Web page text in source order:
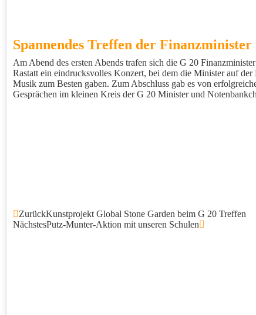
Spannendes Treffen der Finanzminister
Am Abend des ersten Abends trafen sich die G 20
Rastatt ein eindrucksvolles Konzert, bei dem die Minister auf
Musik zum Besten gaben. Zum Abschluss gab es von
Gesprächen im kleinen Kreis der G 20 Minister und
ZurückKunstprojekt Global Stone Garden beim G 20 Treffen
NächstesPutz-Munter-Aktion mit unseren Schulen